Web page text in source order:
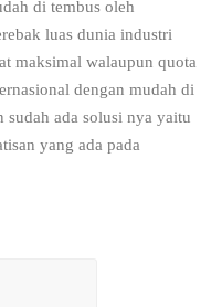
di tembus oleh
luas dunia industri
maksimal walaupun quota
dengan mudah di
sudah ada solusi nya yaitu
yang ada pada